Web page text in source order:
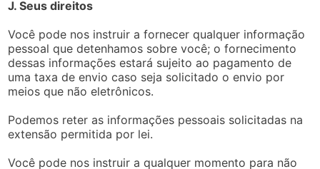
J. Seus direitos
Você pode nos instruir a fornecer qualquer informação
pessoal que detenhamos sobre você; o fornecimento
dessas informações estará sujeito ao pagamento de
uma taxa de envio caso seja solicitado o envio por
meios que não eletrônicos.
Podemos reter as informações pessoais solicitadas na
extensão permitida por lei.
Você pode nos instruir a qualquer momento para não